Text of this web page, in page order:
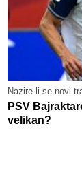
Nazire li se novi
PSV
velikan?